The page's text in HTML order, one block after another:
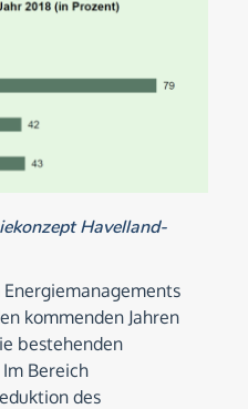
Havelland-
kommenden Jahren
bestehenden
Bereich
des